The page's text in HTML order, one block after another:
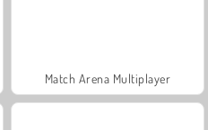
Match Arena Multiplayer